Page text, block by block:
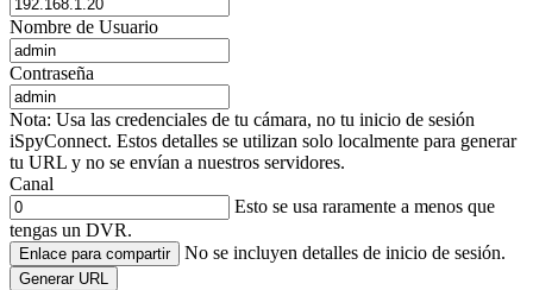
Nombre de Usuario
Contraseña
Nota: Usa las credenciales de tu cámara, no tu inicio de sesión
iSpyConnect. Estos detalles se utilizan solo localmente para generar
tu URL y no se envían a nuestros servidores.
Canal
Esto se usa raramente a menos que
tengas un DVR.
Enlace para compartir No se incluyen detalles de inicio de sesión.
Generar URL